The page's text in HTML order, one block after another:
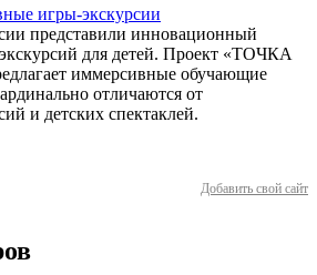
игры-экскурсии
представили инновационный
для детей. Проект «ТОЧКА
иммерсивные обучающие
отличаются от
и детских спектаклей.
Добавить свой сайт